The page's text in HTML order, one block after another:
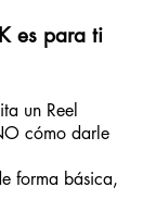
es para ti
un Reel
cómo darle
forma básica,